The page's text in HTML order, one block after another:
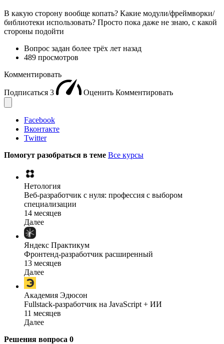
В какую сторону вообще копать? Какие модули/фреймворки/
библиотеки использовать? Просто пока даже не знаю, с какой
стороны подойти
Вопрос задан более трёх лет назад
489 просмотров
Комментировать
Подписаться 3 Оценить Комментировать
Facebook
Вконтакте
Twitter
Помогут разобраться в теме Все курсы
Нетология
Веб-разработчик с нуля: профессия с выбором
специализации
14 месяцев
Далее
Яндекс Практикум
Фронтенд-разработчик расширенный
13 месяцев
Далее
Академия Эдюсон
Fullstack-разработчик на JavaScript + ИИ
11 месяцев
Далее
Решения вопроса 0